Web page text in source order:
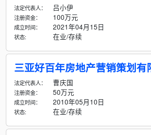
法定代表人： 吕小伊
注册资金： 100万元
成立时间： 2021年04月15日
状态: 在业/存续
三亚好百年房地产营销策划有
法定代表人： 曹庆国
注册资金： 50万元
成立时间： 2010年05月10日
状态: 在业/存续